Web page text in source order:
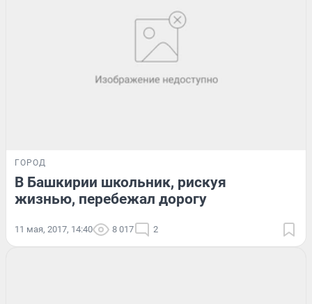
ГОРОД
В Башкирии школьник, рискуя
жизнью, перебежал дорогу
11 мая, 2017, 14:40 8 017 2